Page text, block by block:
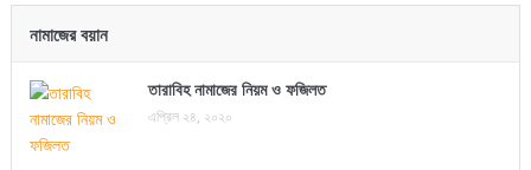
নামাজের বয়ান
তারাবিহ নামাজের নিয়ম ও ফজিলত
এপ্রিল ২৪, ২০২০